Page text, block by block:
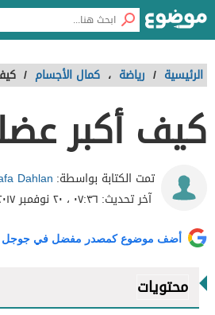
الرئيسية / رياضة ، كمال الأجسام /
كيف أكبر
تمت الكتابة بواسطة: Dahlan
آخر تحديث: ٠٧:٣٦ ، ٢٠ نوفمبر ٢٠١٧
أضف موضوع كمصدر مفضل في جوجل
محتويات